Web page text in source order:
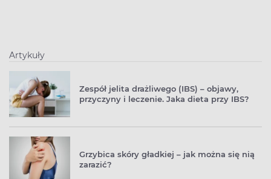
Artykuły
Zespół jelita drażliwego (IBS) – objawy,
przyczyny i leczenie. Jaka dieta przy IBS?
Grzybica skóry gładkiej – jak można się nią
zarazić?